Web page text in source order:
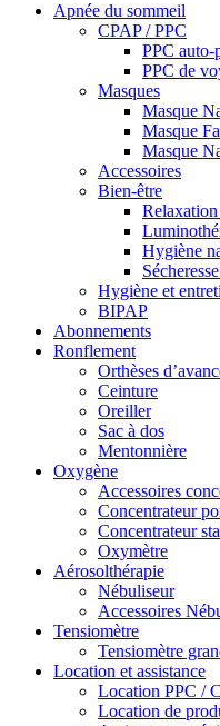
Apnée du sommeil
CPAP / PPC
PPC auto-
PPC de
Masques
Masque
Masque
Masque
Accessoires
Bien-être
Hygiène
Hygiène et
BIPAP
Abonnements
Ronflement
Orthèses
Ceinture
Oreiller
Sac à dos
Mentonnière
Oxygène
Accessoires
Concentrateur
Concentrateur
Oxymètre
Aérosolthérapie
Nébuliseur
Accessoires
Tensiomètre
Tensiomètre
Location et assistance
Location PPC /
Location de